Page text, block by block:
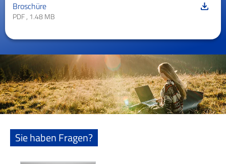
Broschüre
PDF , 1.48 MB
Sie haben Fragen?